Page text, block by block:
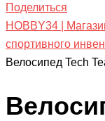
Поделиться
HOBBY34 |
спортивного
Велосипед Tech